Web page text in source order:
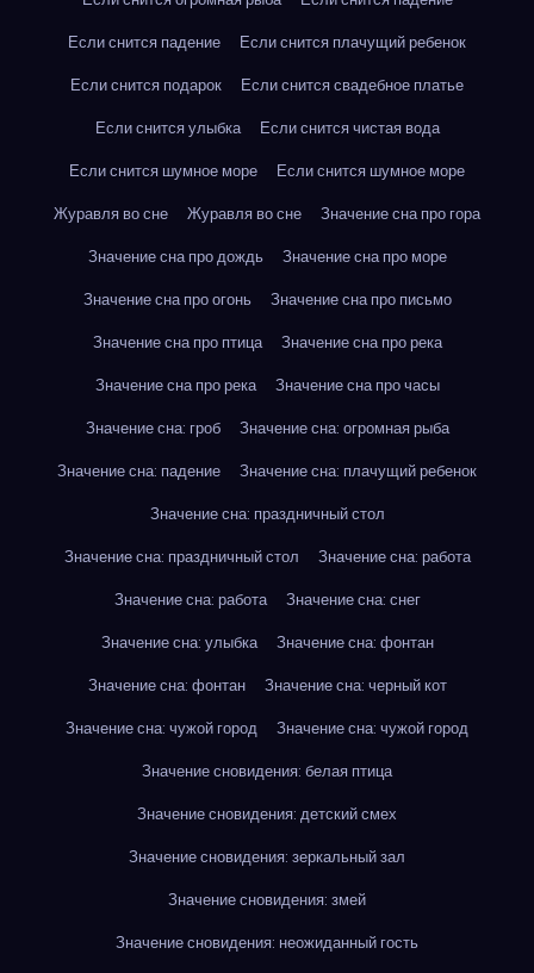
Если снится падение
Если снится плачущий ребенок
Если снится подарок
Если снится свадебное платье
Если снится улыбка
Если снится чистая вода
Если снится шумное море
Если снится шумное море
Журавля во сне
Журавля во сне
Значение сна про гора
Значение сна про дождь
Значение сна про море
Значение сна про огонь
Значение сна про письмо
Значение сна про птица
Значение сна про река
Значение сна про река
Значение сна про часы
Значение сна: гроб
Значение сна: огромная рыба
Значение сна: падение
Значение сна: плачущий ребенок
Значение сна: праздничный стол
Значение сна: праздничный стол
Значение сна: работа
Значение сна: работа
Значение сна: снег
Значение сна: улыбка
Значение сна: фонтан
Значение сна: фонтан
Значение сна: черный кот
Значение сна: чужой город
Значение сна: чужой город
Значение сновидения: белая птица
Значение сновидения: детский смех
Значение сновидения: зеркальный зал
Значение сновидения: змей
Значение сновидения: неожиданный гость